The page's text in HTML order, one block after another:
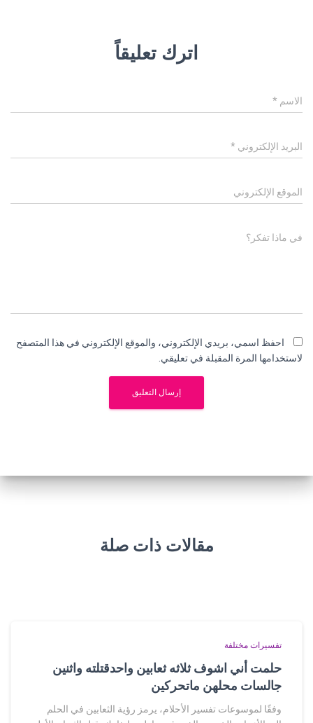
اترك تعليقاً
الاسم *
البريد الإلكتروني *
الموقع الإلكتروني
في ماذا تفكر؟
احفظ اسمي، بريدي الإلكتروني، والموقع الإلكتروني في هذا المتصفح
لاستخدامها المرة المقبلة في تعليقي.
مقالات ذات صلة
تفسيرات مختلفة
حلمت أني اشوف ثلاثه ثعابين واحدقتلته واثنين
جالسات محلهن ماتحركين
وفقًا لموسوعات تفسير الأحلام، يرمز رؤية الثعابين في الحلم